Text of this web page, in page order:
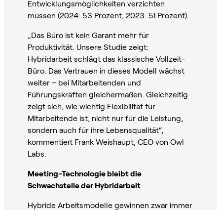
Entwicklungsmöglichkeiten verzichten
müssen (2024: 53 Prozent, 2023: 51 Prozent).
„Das Büro ist kein Garant mehr für
Produktivität. Unsere Studie zeigt:
Hybridarbeit schlägt das klassische Vollzeit-
Büro. Das Vertrauen in dieses Modell wächst
weiter – bei Mitarbeitenden und
Führungskräften gleichermaßen. Gleichzeitig
zeigt sich, wie wichtig Flexibilität für
Mitarbeitende ist, nicht nur für die Leistung,
sondern auch für ihre Lebensqualität“,
kommentiert Frank Weishaupt, CEO von Owl
Labs.
Meeting-Technologie bleibt die
Schwachstelle der Hybridarbeit
Hybride Arbeitsmodelle gewinnen zwar immer